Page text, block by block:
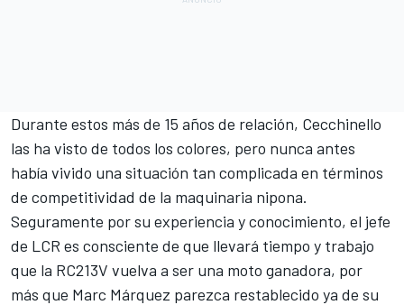
Durante estos más de 15 años de relación, Cecchinello
las ha visto de todos los colores, pero nunca antes
había vivido una situación tan complicada en términos
de competitividad de la maquinaria nipona.
Seguramente por su experiencia y conocimiento, el jefe
de LCR es consciente de que llevará tiempo y trabajo
que la RC213V vuelva a ser una moto ganadora, por
más que Marc Márquez parezca restablecido ya de su